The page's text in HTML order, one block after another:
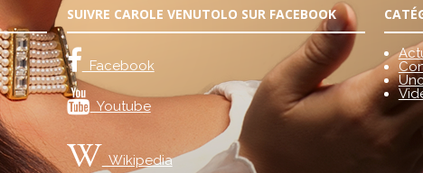
SUIVRE CAROLE VENUTOLO SUR FACEBOOK
Facebook
Youtube
Wikipedia